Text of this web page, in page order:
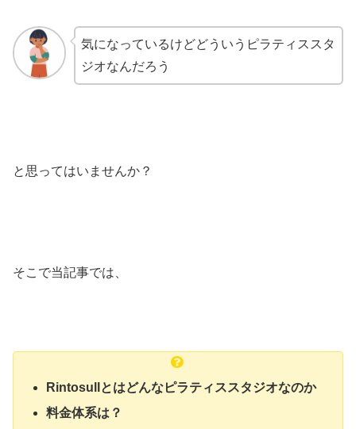
気になっているけどどういうピラティススタ
ジオなんだろう
と思ってはいませんか？
そこで当記事では、
Rintosullとはどんなピラティススタジオなのか
料金体系は？